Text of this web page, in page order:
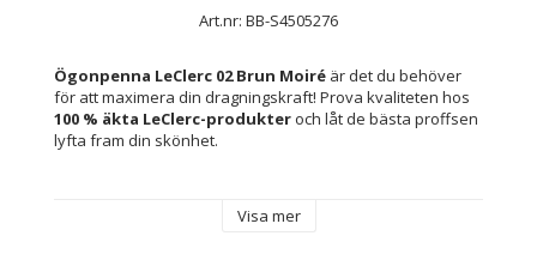
Art.nr: BB-S4505276
Ögonpenna LeClerc 02 Brun Moiré är det du behöver
100 % äkta LeClerc-produkter och låt de bästa proffsen
lyfta fram din skönhet.
Färg: 02 Brun MoiréVisa mer